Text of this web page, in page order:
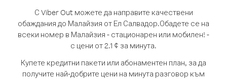
С Viber Out можете да направите качествени
обаждания до Малайзия от Ел Салвадор.Обадете се на
всеки номер в Малайзия - стационарен или мобилен! -
с цени от 2.1 ¢ за минута.
Купете кредитни пакети или абонаментен план, за да
получите най-добрите цени на минута разговор към